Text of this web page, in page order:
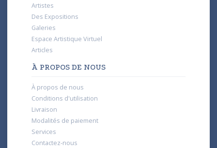
Artistes
Des Expositions
Galeries
Espace Artistique Virtuel
Articles
À PROPOS DE NOUS
À propos de nous
Conditions d'utilisation
Livraison
Modalités de paiement
Services
Contactez-nous